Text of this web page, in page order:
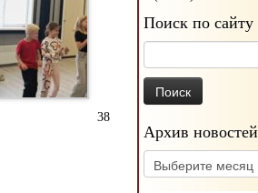
38
Поиск по сайту
Архив новостей
Архив
новостей